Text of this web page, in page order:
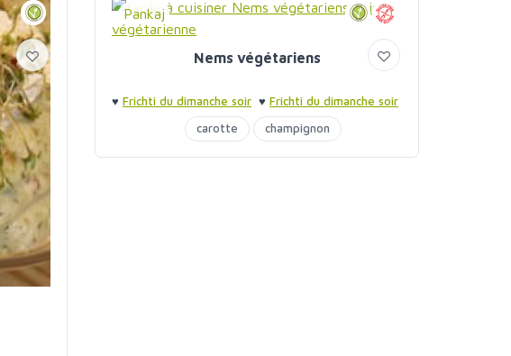
Pankaj
Nems végétariens
♥ Frichti du dimanche soir ♥ Frichti du dimanche soir
carotte
champignon
pomme de terre